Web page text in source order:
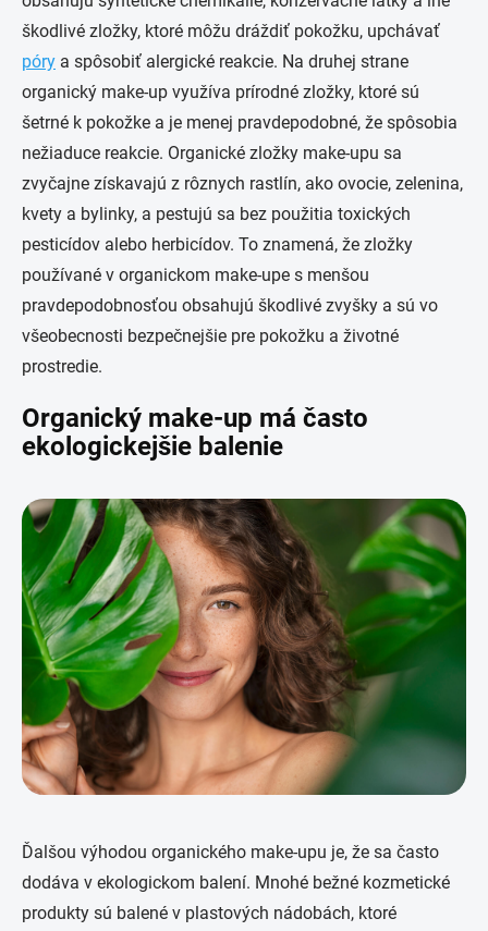
škodlivé zložky, ktoré môžu dráždiť pokožku, upchávať
póry a spôsobiť alergické reakcie. Na druhej strane
organický make-up využíva prírodné zložky, ktoré sú
šetrné k pokožke a je menej pravdepodobné, že spôsobia
nežiaduce reakcie. Organické zložky make-upu sa
zvyčajne získavajú z rôznych rastlín, ako ovocie, zelenina,
kvety a bylinky, a pestujú sa bez použitia toxických
pesticídov alebo herbicídov. To znamená, že zložky
používané v organickom make-upe s menšou
pravdepodobnosťou obsahujú škodlivé zvyšky a sú vo
všeobecnosti bezpečnejšie pre pokožku a životné
prostredie.
Organický make-up má často
ekologickejšie balenie
Ďalšou výhodou organického make-upu je, že sa často
dodáva v ekologickom balení. Mnohé bežné kozmetické
produkty sú balené v plastových nádobách, ktoré